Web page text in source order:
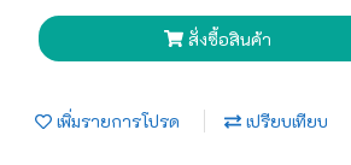
สั่งซื้อสินค้า
เพิ่มรายการโปรด เปรียบเทียบ